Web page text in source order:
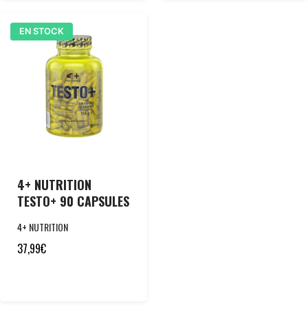
EN STOCK
4+ NUTRITION
TESTO+ 90 CAPSULES
4+ NUTRITION
37,99€